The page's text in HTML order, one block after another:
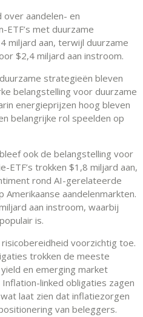
aandelen- en
ETF’s met duurzame
miljard aan, terwijl duurzame
$2,4 miljard aan instroom.
strategieën bleven
belangstelling voor duurzame
energieprijzen hoog bleven
belangrijke rol speelden op
ook de belangstelling voor
ETF’s trokken $1,8 miljard aan,
rond AI-gerelateerde
aandelenmarkten.
aan instroom, waarbij
is.
voorzichtig toe.
trokken de meeste
en emerging market
linked obligaties zagen
laat zien dat inflatiezorgen
van beleggers.